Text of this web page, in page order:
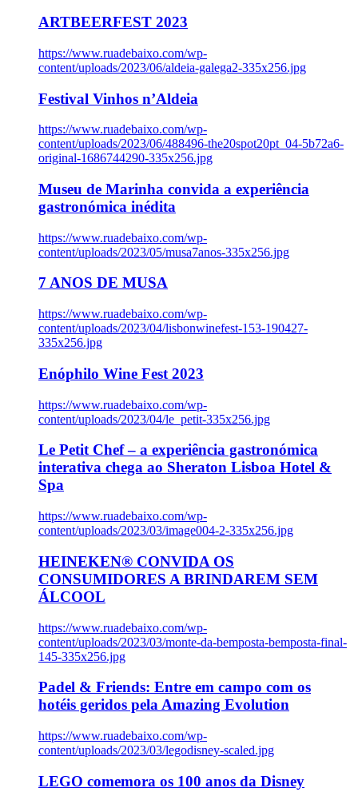
ARTBEERFEST 2023
https://www.ruadebaixo.com/wp-
content/uploads/2023/06/aldeia-galega2-335x256.jpg
Festival Vinhos n’Aldeia
https://www.ruadebaixo.com/wp-
content/uploads/2023/06/488496-the20spot20pt_04-5b72a6-
original-1686744290-335x256.jpg
Museu de Marinha convida a experiência
gastronómica inédita
https://www.ruadebaixo.com/wp-
content/uploads/2023/05/musa7anos-335x256.jpg
7 ANOS DE MUSA
https://www.ruadebaixo.com/wp-
content/uploads/2023/04/lisbonwinefest-153-190427-
335x256.jpg
Enóphilo Wine Fest 2023
https://www.ruadebaixo.com/wp-
content/uploads/2023/04/le_petit-335x256.jpg
Le Petit Chef – a experiência gastronómica
interativa chega ao Sheraton Lisboa Hotel &
Spa
https://www.ruadebaixo.com/wp-
content/uploads/2023/03/image004-2-335x256.jpg
HEINEKEN® CONVIDA OS
CONSUMIDORES A BRINDAREM SEM
ÁLCOOL
https://www.ruadebaixo.com/wp-
content/uploads/2023/03/monte-da-bemposta-bemposta-final-
145-335x256.jpg
Padel & Friends: Entre em campo com os
hotéis geridos pela Amazing Evolution
https://www.ruadebaixo.com/wp-
content/uploads/2023/03/legodisney-scaled.jpg
LEGO comemora os 100 anos da Disney